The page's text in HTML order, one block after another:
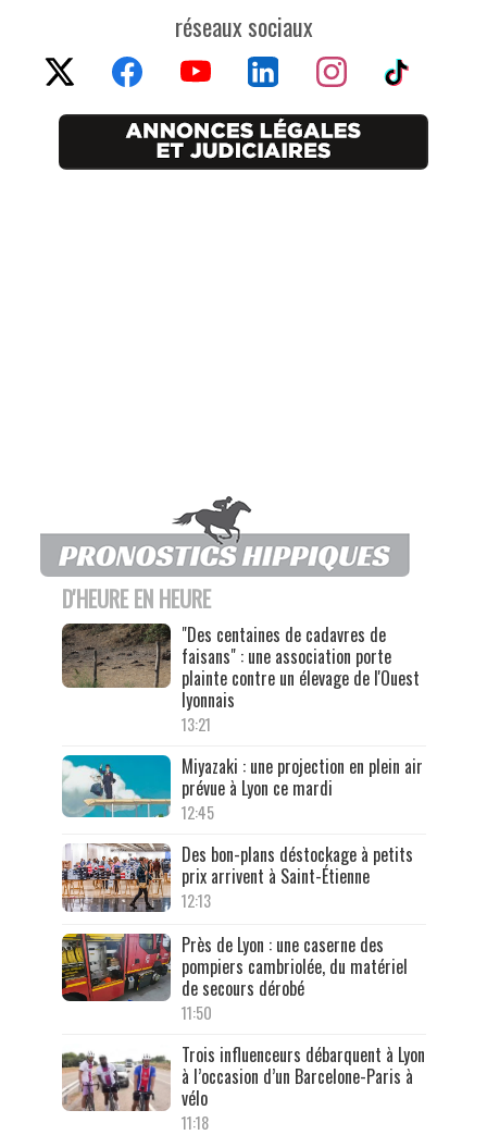
réseaux sociaux
D'HEURE EN HEURE
"Des centaines de cadavres de
faisans" : une association porte
plainte contre un élevage de l'Ouest
lyonnais
13:21
Miyazaki : une projection en plein air
prévue à Lyon ce mardi
12:45
Des bon-plans déstockage à petits
prix arrivent à Saint-Étienne
12:13
Près de Lyon : une caserne des
pompiers cambriolée, du matériel
de secours dérobé
11:50
Trois influenceurs débarquent à Lyon
à l’occasion d’un Barcelone-Paris à
vélo
11:18